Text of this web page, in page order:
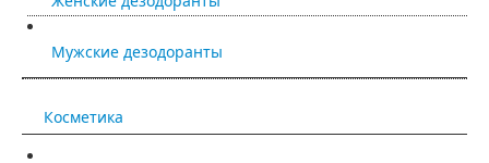
Мужские дезодоранты
Косметика